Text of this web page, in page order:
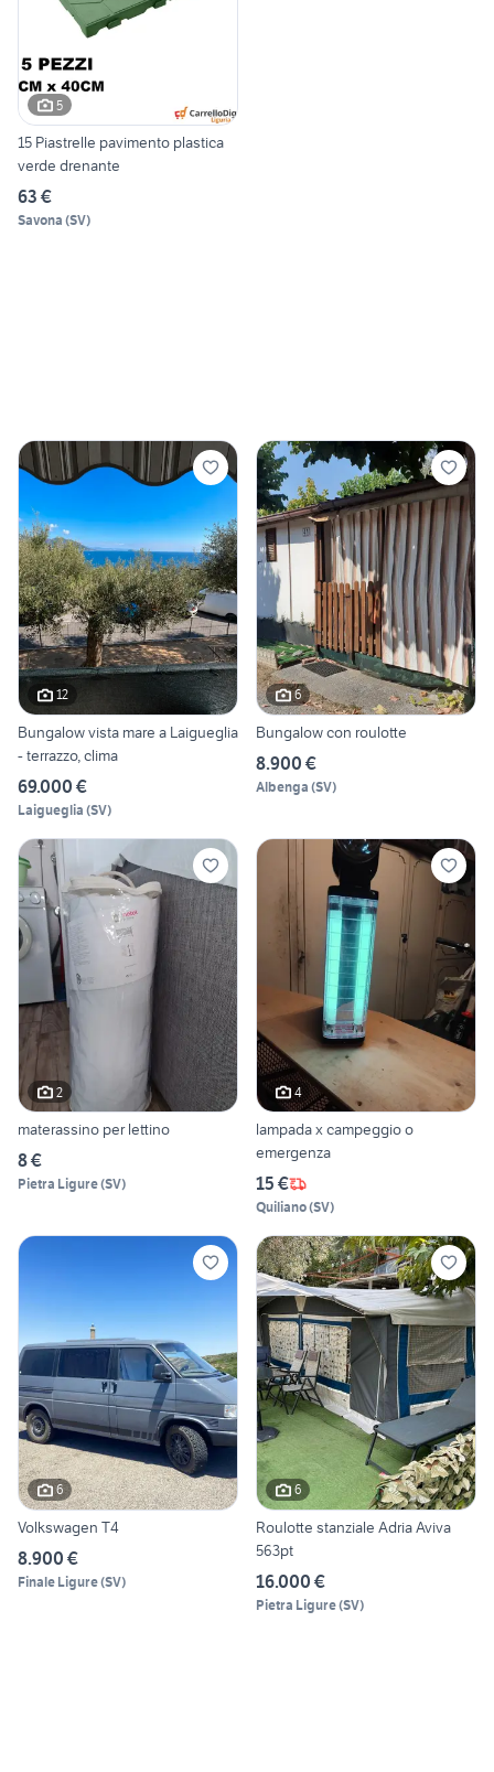
5
15 Piastrelle pavimento plastica
verde drenante
63 €
Savona (SV)
12
Bungalow vista mare a Laigueglia
- terrazzo, clima
69.000 €
Laigueglia (SV)
6
Bungalow con roulotte
8.900 €
Albenga (SV)
2
materassino per lettino
8 €
Pietra Ligure(SV)
4
lampada x campeggio o
emergenza
15 €
Quiliano(SV)
6
Volkswagen T4
8.900 €
Finale Ligure(SV)
6
Roulotte stanziale Adria Aviva
563pt
16.000 €
Pietra Ligure(SV)